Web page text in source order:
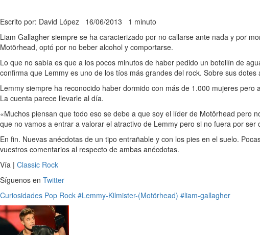
Escrito por: David López 16/06/2013 1 minuto
Liam Gallagher siempre se ha caracterizado por no callarse ante nada y por
Motörhead, optó por no beber alcohol y comportarse.
Lo que no sabía es que a los pocos minutos de haber pedido un botellín de
confirma que Lemmy es uno de los tíos más grandes del rock. Sobre sus
Lemmy siempre ha reconocido haber dormido con más de 1.000 mujeres
La cuenta parece llevarle al día.
«Muchos piensan que todo eso se debe a que soy el líder de Motörhead pero
que no vamos a entrar a valorar el atractivo de Lemmy pero si no fuera por
En fin. Nuevas anécdotas de un tipo entrañable y con los pies en el suelo.
vuestros comentarios al respecto de ambas anécdotas.
Vía | Classic Rock
Síguenos en Twitter
Curiosidades Pop Rock #Lemmy-Kilmister-(Motörhead) #liam-gallagher